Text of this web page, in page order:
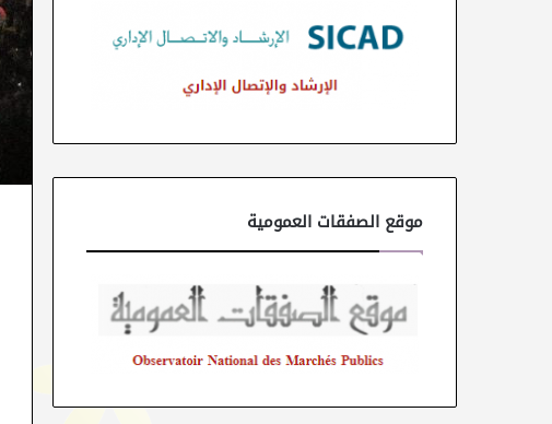
موقع الصفقات العمومية